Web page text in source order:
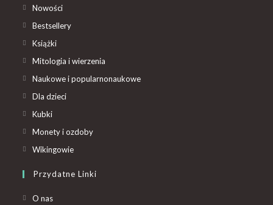
Nowości
Bestsellery
Książki
Mitologia i wierzenia
Naukowe i popularnonaukowe
Dla dzieci
Kubki
Monety i ozdoby
Wikingowie
Przydatne Linki
O nas